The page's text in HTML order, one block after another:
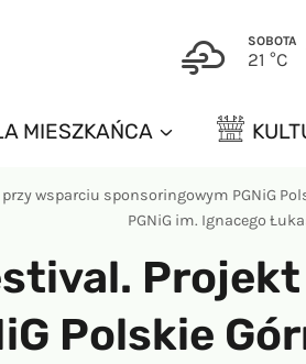
SOBOTA
21 °C
MIESZKAŃCA
wsparciu sponsoringowym PGNiG
PGNiG im. Ignacego
Polskie